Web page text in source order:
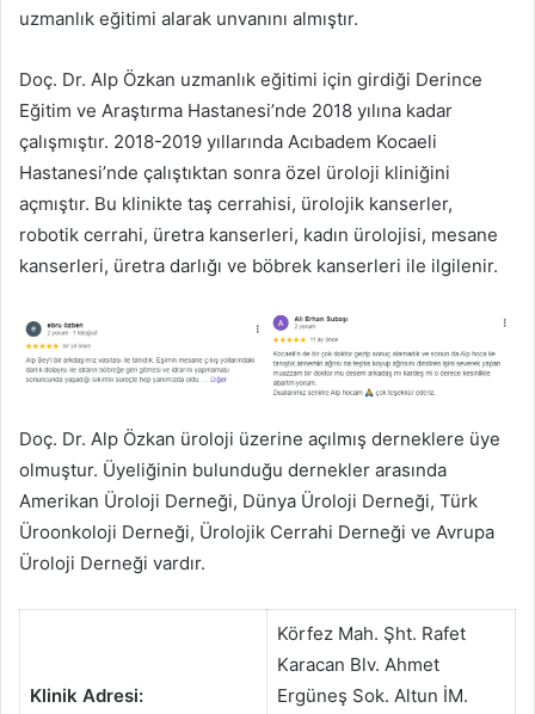
uzmanlık eğitimi alarak unvanını almıştır.
Doç. Dr. Alp Özkan uzmanlık eğitimi için girdiği Derince
Eğitim ve Araştırma Hastanesi’nde 2018 yılına kadar
çalışmıştır. 2018-2019 yıllarında Acıbadem Kocaeli
Hastanesi’nde çalıştıktan sonra özel üroloji kliniğini
açmıştır. Bu klinikte taş cerrahisi, ürolojik kanserler,
robotik cerrahi, üretra kanserleri, kadın ürolojisi, mesane
kanserleri, üretra darlığı ve böbrek kanserleri ile ilgilenir.
Doç. Dr. Alp Özkan üroloji üzerine açılmış derneklere üye
olmuştur. Üyeliğinin bulunduğu dernekler arasında
Amerikan Üroloji Derneği, Dünya Üroloji Derneği, Türk
Üroonkoloji Derneği, Ürolojik Cerrahi Derneği ve Avrupa
Üroloji Derneği vardır.
Klinik Adresi:
Körfez Mah. Şht. Rafet
Karacan Blv. Ahmet
Ergüneş Sok. Altun İM.